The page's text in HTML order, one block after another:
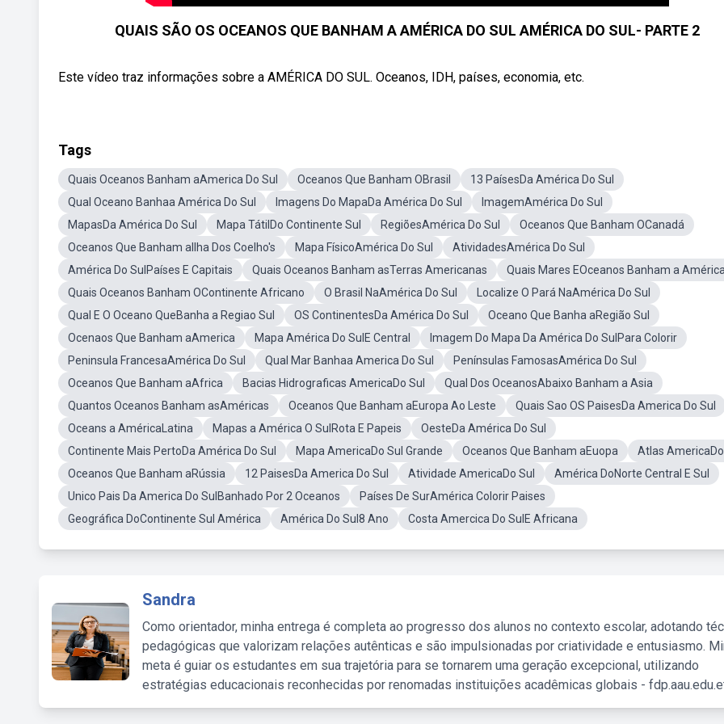
QUAIS SÃO OS OCEANOS QUE BANHAM A AMÉRICA DO SUL AMÉRICA DO SUL- PARTE 2
Este vídeo traz informações sobre a AMÉRICA DO SUL. Oceanos, IDH, países, economia, etc.
Tags
Quais Oceanos Banham aAmerica Do Sul Oceanos Que Banham OBrasil
13 PaísesDa América Do Sul
Qual Oceano Banhaa América Do Sul
Imagens Do MapaDa América Do Sul
ImagemAmérica Do Sul
MapasDa América Do Sul
Mapa TátilDo Continente Sul RegiõesAmérica Do Sul
Oceanos Que Banham OCanadá
Oceanos Que Banham aIlha Dos Coelho's
Mapa FísicoAmérica Do Sul
AtividadesAmérica Do Sul
América Do SulPaíses E Capitais
Quais Oceanos Banham asTerras Americanas
Quais Mares EOceanos Banham a
Quais Oceanos Banham OContinente Africano
O Brasil NaAmérica Do Sul
Localize O Pará NaAmérica Do Sul
Qual E O Oceano QueBanha a Regiao Sul
OS ContinentesDa América Do Sul
Oceano Que Banha aRegião Sul
Ocenaos Que Banham aAmerica
Mapa América Do SulE Central
Imagem Do Mapa Da América Do SulPara Colorir
Peninsula FrancesaAmérica Do Sul
Qual Mar Banhaa America Do Sul
Penínsulas FamosasAmérica Do Sul
Oceanos Que Banham aAfrica
Bacias Hidrograficas AmericaDo Sul
Qual Dos OceanosAbaixo Banham a Asia
Quantos Oceanos Banham asAméricas
Oceanos Que Banham aEuropa Ao Leste
Quais Sao OS PaisesDa America Do Sul
Oceans a AméricaLatina
Mapas a América O SulRota E Papeis
OesteDa América Do Sul
Continente Mais PertoDa América Do Sul
Mapa AmericaDo Sul Grande Oceanos Que Banham aEuopa
Atlas
Oceanos Que Banham aRússia
12 PaisesDa America Do Sul Atividade AmericaDo Sul
América DoNorte Central E Sul
Unico Pais Da America Do SulBanhado Por 2 Oceanos
Países De SurAmérica Colorir Paises
Geográfica DoContinente Sul América
América Do Sul8 Ano Costa Amercica Do SulE Africana
Sandra
Como orientador, minha entrega é completa ao progresso dos alunos no contexto escolar, adotando
pedagógicas que valorizam relações autênticas e são impulsionadas por criatividade e entusiasmo.
meta é guiar os estudantes em sua trajetória para se tornarem uma geração excepcional, utilizando
estratégias educacionais reconhecidas por renomadas instituições acadêmicas globais -